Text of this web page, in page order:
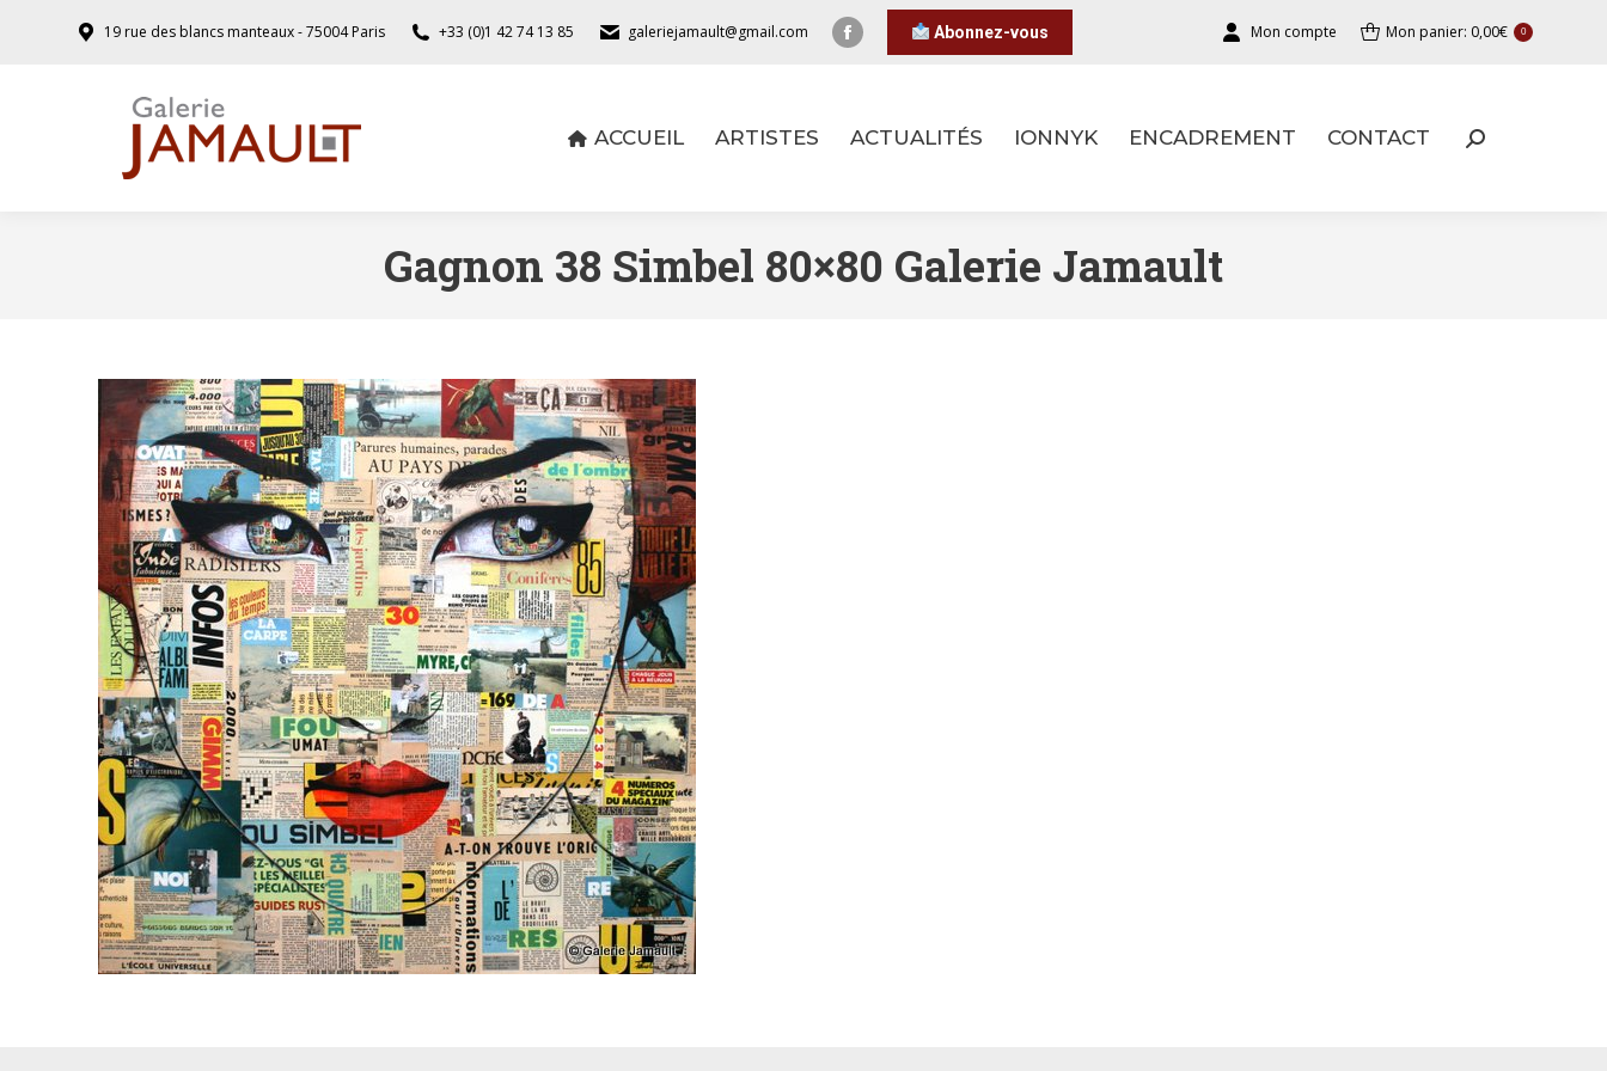
19 rue des blancs manteaux - 75004 Paris +33 (0)1 42 74 13 85 galeriejamault@gmail.com Abonnez-vous Mon compte Mon panier: 0,00€ 0
ACCUEIL ARTISTES ACTUALITÉS IONNYK ENCADREMENT CONTACT
Gagnon 38 Simbel 80×80 Galerie Jamault